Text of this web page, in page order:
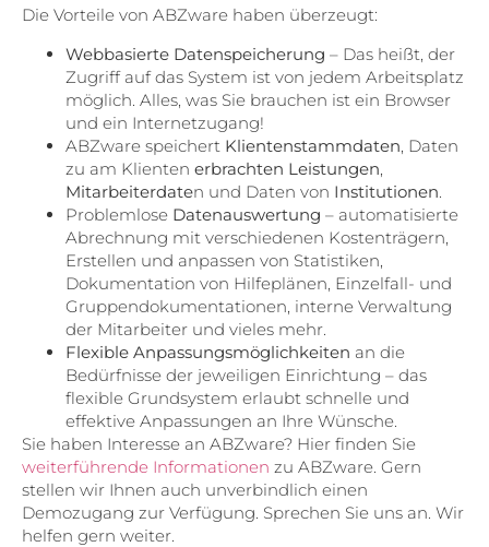
Die Vorteile von ABZware haben überzeugt:
Webbasierte Datenspeicherung – Das heißt, der
Zugriff auf das System ist von jedem Arbeitsplatz
möglich. Alles, was Sie brauchen ist ein Browser
und ein Internetzugang!
ABZware speichert Klientenstammdaten , Daten
zu am Klienten erbrachten Leistungen
Mitarbeiterdaten und Daten von Institutionen
Problemlose Datenauswertung – automatisierte
Abrechnung mit verschiedenen Kostenträgern,
Erstellen und anpassen von Statistiken,
Dokumentation von Hilfeplänen, Einzelfall- und
Gruppendokumentationen, interne Verwaltung
der Mitarbeiter und vieles mehr.
Flexible Anpassungsmöglichkeiten an die
Bedürfnisse der jeweiligen Einrichtung – das
flexible Grundsystem erlaubt schnelle und
effektive Anpassungen an Ihre Wünsche.
Sie haben Interesse an ABZware? Hier finden Sie
weiterführende Informationen zu ABZware. Gern
stellen wir Ihnen auch unverbindlich einen
Demozugang zur Verfügung. Sprechen Sie uns an. Wir
helfen gern weiter.